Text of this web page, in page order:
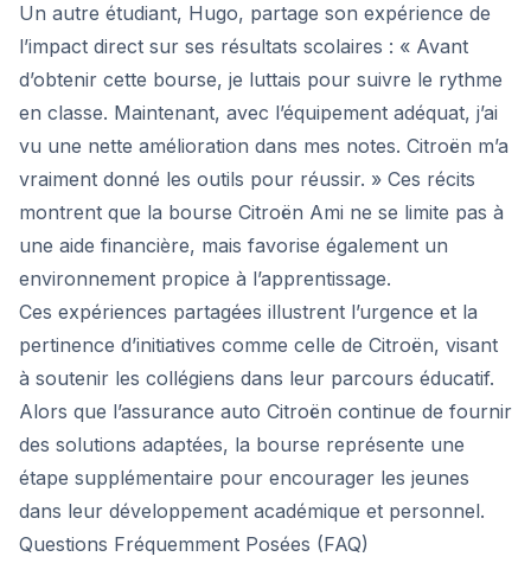
Un autre étudiant, Hugo, partage son expérience de
l’impact direct sur ses résultats scolaires : « Avant
d’obtenir cette bourse, je luttais pour suivre le rythme
en classe. Maintenant, avec l’équipement adéquat, j’ai
vu une nette amélioration dans mes notes. Citroën m’a
vraiment donné les outils pour réussir. » Ces récits
montrent que la bourse Citroën Ami ne se limite pas à
une aide financière, mais favorise également un
environnement propice à l’apprentissage.
Ces expériences partagées illustrent l’urgence et la
pertinence d’initiatives comme celle de Citroën, visant
à soutenir les collégiens dans leur parcours éducatif.
Alors que l’assurance auto Citroën continue de fournir
des solutions adaptées, la bourse représente une
étape supplémentaire pour encourager les jeunes
dans leur développement académique et personnel.
Questions Fréquemment Posées (FAQ)